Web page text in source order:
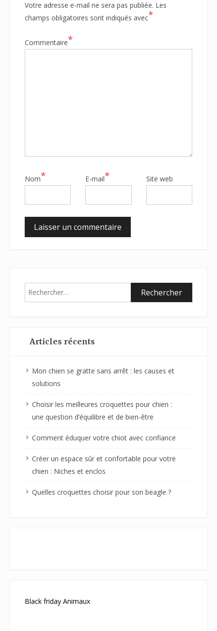
Votre adresse e-mail ne sera pas publiée. Les
champs obligatoires sont indiqués avec*
Commentaire*
Nom* E-mail* Site web
Articles récents
Mon chien se gratte sans arrêt : les causes et
solutions
Choisir les meilleures croquettes pour chien :
une question d’équilibre et de bien-être
Comment éduquer votre chiot avec confiance
Créer un espace sûr et confortable pour votre
chien : Niches et enclos
Quelles croquettes choisir pour son beagle ?
Black friday Animaux